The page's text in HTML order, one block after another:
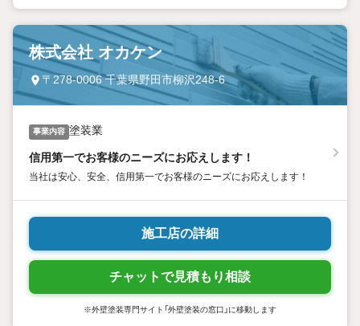
株式会社 オカケン
〒278-0006 千葉県野田市柳沢248-6
事業内容 塗装業
信用第一でお客様のニーズにお応えします！
当社は安心、安全、信用第一でお客様のニーズにお応えします！
施工店の詳細
チャットで見積もり相談
※外壁塗装専門サイト「外壁塗装の窓口」に移動します